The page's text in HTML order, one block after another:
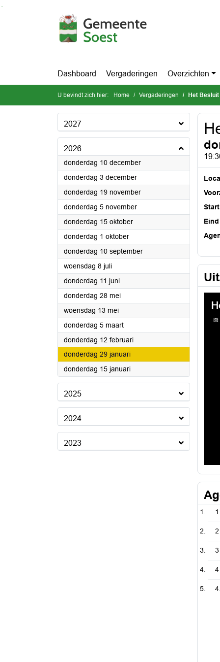
Dashboard Vergaderingen Overzichten
U bevindt zich hier: Home Vergaderingen Het Besluit
2027
2026
donderdag 10 december2026
donderdag 3 december2026
donderdag 19 november2026
donderdag 5 november2026
donderdag 15 oktober2026
donderdag 1 oktober2026
donderdag 10 september2026
woensdag 8 juli2026
donderdag 11 juni2026
donderdag 28 mei2026
woensdag 13 mei2026
donderdag 5 maart2026
donderdag 12 februari2026
donderdag 29 januari2026
donderdag 15 januari2026
2025
2024
2023
Start
Eind
1
2
3
4